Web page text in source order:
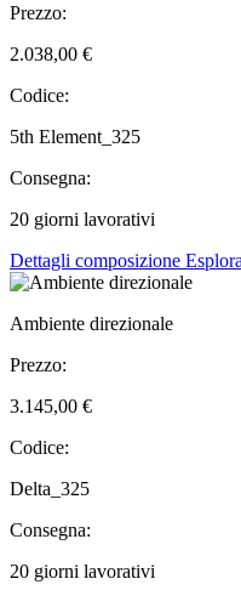
Prezzo:
2.038,00 €
Codice:
5th Element_325
Consegna:
20 giorni lavorativi
Dettagli composizione
Ambiente direzionale
Prezzo:
3.145,00 €
Codice:
Delta_325
Consegna:
20 giorni lavorativi